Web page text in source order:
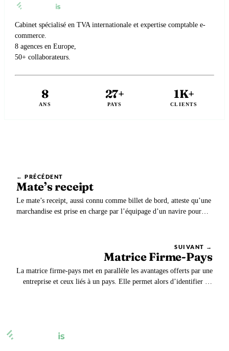
Cabinet spécialisé en TVA internationale et expertise comptable e-
commerce.
8 agences en Europe,
50+ collaborateurs.
8
ANS
27+
PAYS
1K+
CLIENTS
← PRÉCÉDENT
Mate’s receipt
Le mate’s receipt, aussi connu comme billet de bord, atteste qu’une
marchandise est prise en charge par l’équipage d’un navire pour
SUIVANT →
Matrice Firme-Pays
La matrice firme-pays met en parallèle les avantages offerts par une
entreprise et ceux liés à un pays. Elle permet alors d’identifier les